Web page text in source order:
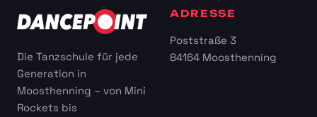
Die Tanzschule für jede
Generation in
Moosthenning – von Mini
Rockets bis
ADRESSE
Poststraße 3
84164 Moosthenning